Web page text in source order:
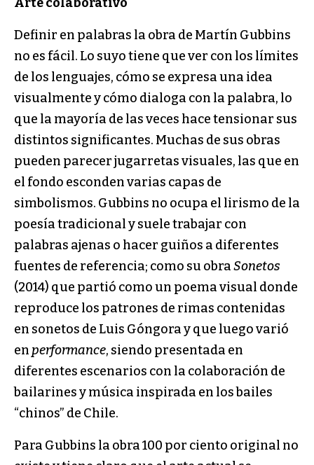
Definir en palabras la obra de Martín Gubbins
no es fácil. Lo suyo tiene que ver con los límites
de los lenguajes, cómo se expresa una idea
visualmente y cómo dialoga con la palabra, lo
que la mayoría de las veces hace tensionar sus
distintos significantes. Muchas de sus obras
pueden parecer jugarretas visuales, las que en
el fondo esconden varias capas de
simbolismos. Gubbins no ocupa el lirismo de la
poesía tradicional y suele trabajar con
palabras ajenas o hacer guiños a diferentes
fuentes de referencia; como su obraSonetos
(2014) que partió como un poema visual donde
reproduce los patrones de rimas contenidas
en sonetos de Luis Góngora y que luego varió
en performance, siendo presentada en
diferentes escenarios con la colaboración de
bailarines y música inspirada en los bailes
“chinos” de Chile.
Para Gubbins la obra 100 por ciento original no